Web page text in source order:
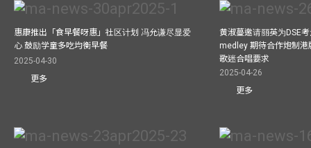
惠康推出「食早餐呀惠」社区计划 冯允谦尽显爱
心 鼓励学童多吃均衡早餐
2025-04-30
更多
黄淑蔓邀请丽英为DSE
medley 期待合作炮制
歌迷合唱要求
2025-04-26
更多